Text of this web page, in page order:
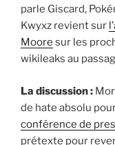
parle Giscard,
Kwyxz revient sur
Moore sur les
wikileaks au
La discussion :
de hate absolu
conférence de
prétexte pour